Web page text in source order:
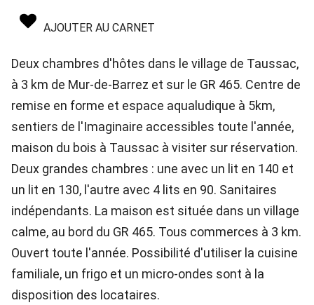
AJOUTER AU CARNET
Deux chambres d'hôtes dans le village de Taussac,
à 3 km de Mur-de-Barrez et sur le GR 465. Centre de
remise en forme et espace aqualudique à 5km,
sentiers de l'Imaginaire accessibles toute l'année,
maison du bois à Taussac à visiter sur réservation.
Deux grandes chambres : une avec un lit en 140 et
un lit en 130, l'autre avec 4 lits en 90. Sanitaires
indépendants. La maison est située dans un village
calme, au bord du GR 465. Tous commerces à 3 km.
Ouvert toute l'année. Possibilité d'utiliser la cuisine
familiale, un frigo et un micro-ondes sont à la
disposition des locataires.